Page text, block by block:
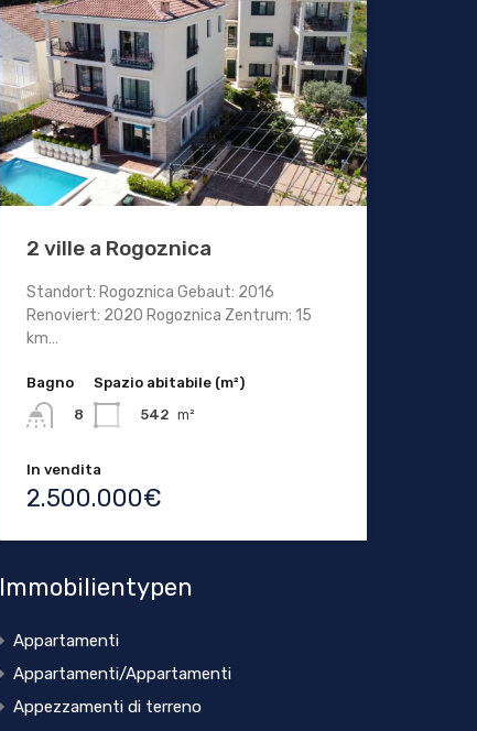
2 ville a Rogoznica
Standort: Rogoznica Gebaut: 2016
Renoviert: 2020 Rogoznica Zentrum: 15
km…
Bagno
8
Spazio abitabile (m²)
542 m²
In vendita
2.500.000€
Immobilientypen
Appartamenti
Appartamenti/Appartamenti
Appezzamenti di terreno